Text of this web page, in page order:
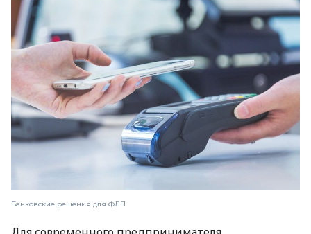
Банковские решения для ФЛП